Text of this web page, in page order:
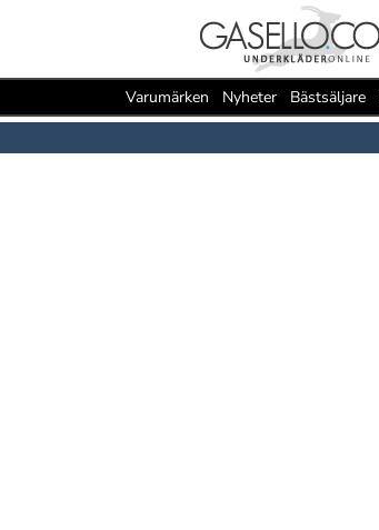
Varumärken Nyheter Bästsäljare